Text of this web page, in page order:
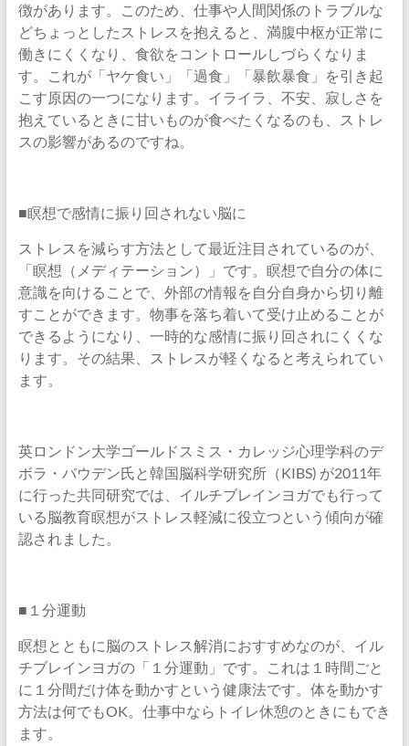
徴があります。このため、仕事や人間関係のトラブルな
どちょっとしたストレスを抱えると、満腹中枢が正常に
働きにくくなり、食欲をコントロールしづらくなりま
す。これが「ヤケ食い」「過食」「暴飲暴食」を引き起
こす原因の一つになります。イライラ、不安、寂しさを
抱えているときに甘いものが食べたくなるのも、ストレ
スの影響があるのですね。
■瞑想で感情に振り回されない脳に
ストレスを減らす方法として最近注目されているのが、
「瞑想（メディテーション）」です。瞑想で自分の体に
意識を向けることで、外部の情報を自分自身から切り離
すことができます。物事を落ち着いて受け止めることが
できるようになり、一時的な感情に振り回されにくくな
ります。その結果、ストレスが軽くなると考えられてい
ます。
英ロンドン大学ゴールドスミス・カレッジ心理学科のデ
ボラ・バウデン氏と韓国脳科学研究所（KIBS) が2011年
に行った共同研究では、イルチブレインヨガでも行って
いる脳教育瞑想がストレス軽減に役立つという傾向が確
認されました。
■１分運動
瞑想とともに脳のストレス解消におすすめなのが、イル
チブレインヨガの「１分運動」です。これは１時間ごと
に１分間だけ体を動かすという健康法です。体を動かす
方法は何でもOK。仕事中ならトイレ休憩のときにもでき
ます。